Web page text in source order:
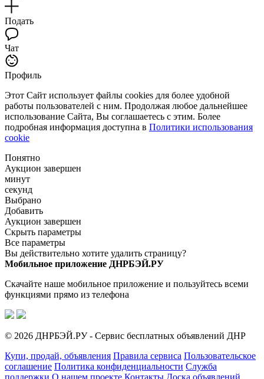
Подать
Чат
Профиль
Этот Сайт использует файлы cookies для более удобной
работы пользователей с ним. Продолжая любое дальнейшее
использование Сайта, Вы соглашаетесь с этим. Более
подробная информация доступна в Политики использования
cookie
Понятно
Аукцион завершен
минут
секунд
Выбрано
Добавить
Аукцион завершен
Скрыть параметры
Все параметры
Вы действительно хотите удалить страницу?
Мобильное приложение ДНРБЭЙ.РУ
Скачайте наше мобильное приложение и пользуйтесь всеми
функциями прямо из телефона
© 2026 ДНРБЭЙ.РУ - Сервис бесплатных объявлений ДНР
Купи, продай, объявления Правила сервиса Пользовательское
соглашение Политика конфиденциальности Служба
поддержки О нашем проекте Контакты Доска объявлений